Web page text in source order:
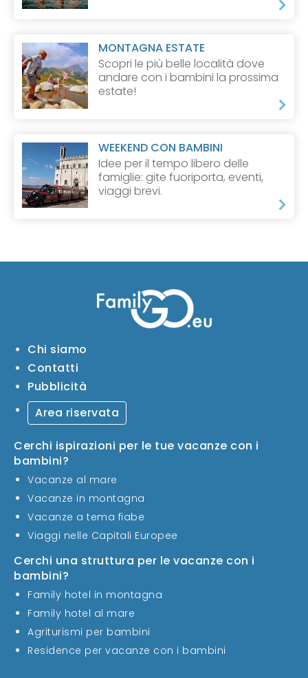
MONTAGNA ESTATE
Scopri le più belle località dove
andare con i bambini la prossima
estate!
WEEKEND CON BAMBINI
Idee per il tempo libero delle
famiglie: gite fuoriporta, eventi,
viaggi brevi.
Chi siamo
Contatti
Pubblicità
Area riservata
Cerchi ispirazioni per le tue vacanze con i
bambini?
Vacanze al mare
Vacanze in montagna
Vacanze a tema fiabe
Viaggi nelle Capitali Europee
Cerchi una struttura per le vacanze con i
bambini?
Family hotel in montagna
Family hotel al mare
Agriturismi per bambini
Residence per vacanze con i bambini